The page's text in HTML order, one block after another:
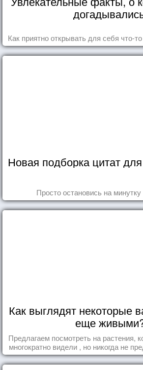
Как приятно открывать для себя что-
Новая подборка цитат
Просто остановись на
Как выглядят некоторые
еще
Предлагаем посмотреть на растения,
многократно видели , но никогда не
употребляете их в